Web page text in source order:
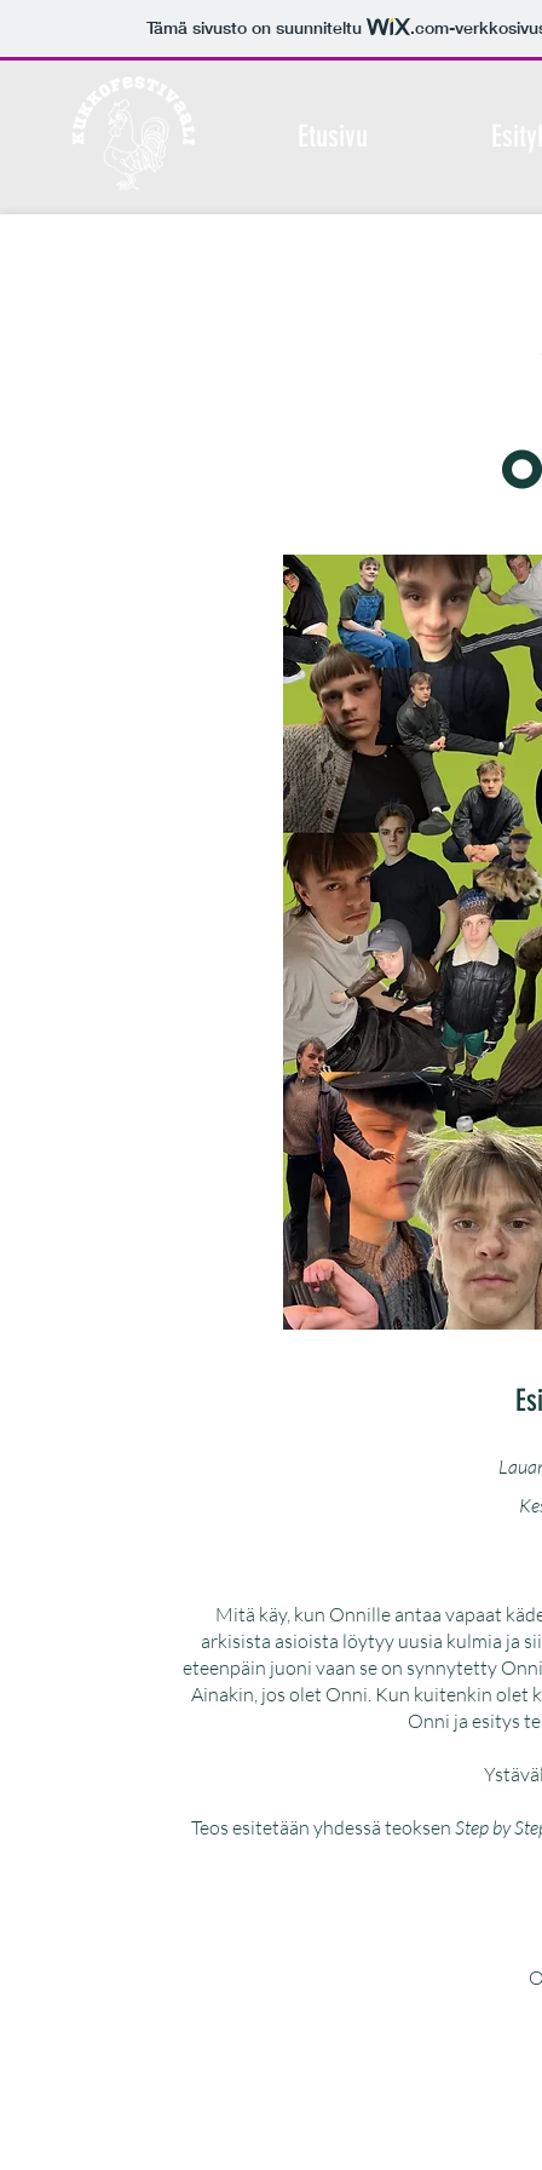
Tämä sivusto on suunniteltu .com-
Mitä käy, kun Onnille antaa vapaat
arkisista asioista löytyy uusia kulmia ja
eteenpäin juoni vaan se on synnytetty
Ainakin, jos olet Onni. Kun kuitenkin olet
Onni ja esitys
Teos esitetään yhdessä teoksen Step by